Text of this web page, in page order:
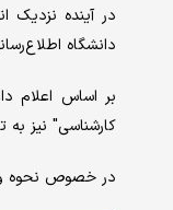
دانشگاه
بر اساس اعلام
کارشناسی" نیز به
در خصوص نحوه و